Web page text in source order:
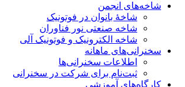
شاخه‌های انجمن
شاخۀ بانوان در فوتونیک
شاخه صنعتی نور فناوران
شاخه‌ الکترونیک و فوتونیک آلی
سخنرانی‌های ماهانه
اطلاعات سخنرانی‌‌ها
ثبت‌نام برای شرکت در سخنرانی
کارگاه‌های آموزشی